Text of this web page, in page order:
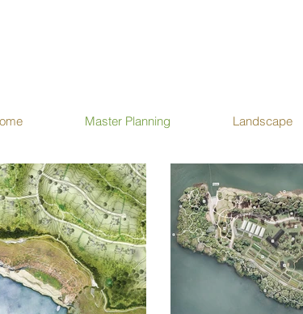
Master Planning Landscape